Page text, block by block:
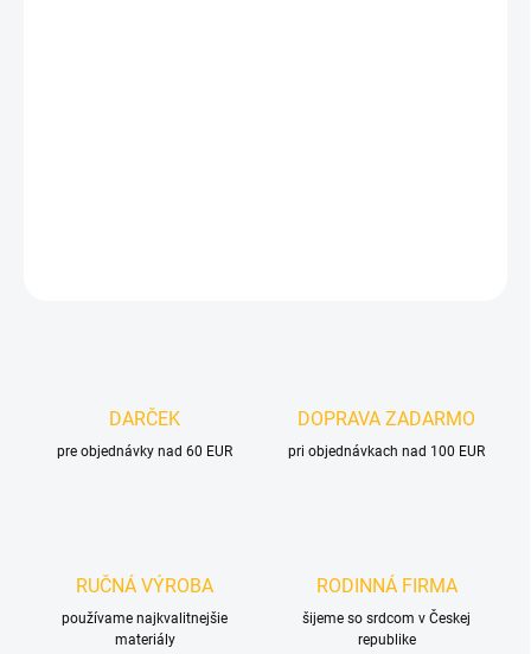
DARČEK
pre objednávky nad 60 EUR
DOPRAVA ZADARMO
pri objednávkach nad 100 EUR
RUČNÁ VÝROBA
používame najkvalitnejšie
materiály
RODINNÁ FIRMA
šijeme so srdcom v Českej
republike